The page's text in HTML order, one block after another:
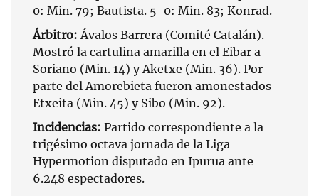
0: Min. 79; Bautista. 5-0: Min. 83; Konrad.
Árbitro:Ávalos Barrera (Comité Catalán).
Mostró la cartulina amarilla en el Eibar a
Soriano (Min. 14) y Aketxe (Min. 36). Por
parte del Amorebieta fueron amonestados
Etxeita (Min. 45) y Sibo (Min. 92).
Incidencias: Partido correspondiente a la
trigésimo octava jornada de la Liga
Hypermotion disputado en Ipurua ante
6.248 espectadores.